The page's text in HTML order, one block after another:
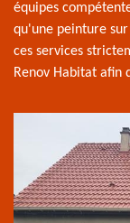
équipes
qu'une peinture
ces services
Renov Habitat afin